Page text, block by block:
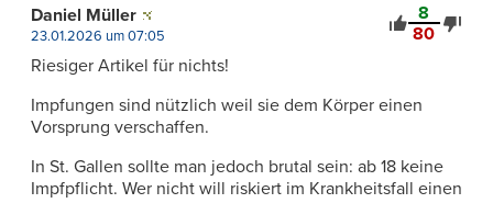
8
80
Daniel Müller
23.01.2026 um 07:05
Riesiger Artikel für nichts!
Impfungen sind nützlich weil sie dem Körper einen
Vorsprung verschaffen.
In St. Gallen sollte man jedoch brutal sein: ab 18 keine
Impfpflicht. Wer nicht will riskiert im Krankheitsfall einen